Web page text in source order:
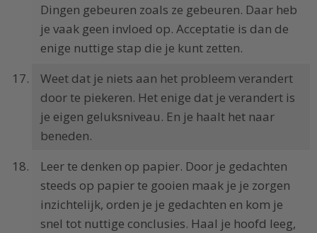
Dingen gebeuren zoals ze gebeuren. Daar heb
je vaak geen invloed op. Acceptatie is dan de
enige nuttige stap die je kunt zetten.
Weet dat je niets aan het probleem verandert
door te piekeren. Het enige dat je verandert is
je eigen geluksniveau. En je haalt het naar
beneden.
Leer te denken op papier. Door je gedachten
steeds op papier te gooien maak je je zorgen
inzichtelijk, orden je je gedachten en kom je
snel tot nuttige conclusies. Haal je hoofd leeg,